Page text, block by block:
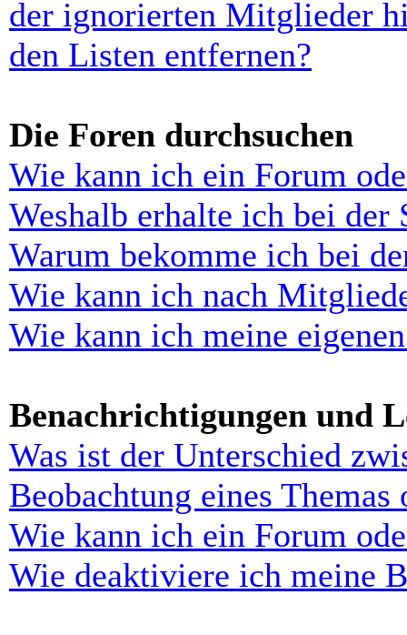
der ignorierten Mitglieder
den Listen entfernen?
Die Foren durchsuchen
Wie kann ich ein Forum
Weshalb erhalte ich bei der
Warum bekomme ich bei
Wie kann ich nach
Wie kann ich meine
Benachrichtigungen und
Was ist der Unterschied
Beobachtung eines Themas
Wie kann ich ein Forum
Wie deaktiviere ich meine